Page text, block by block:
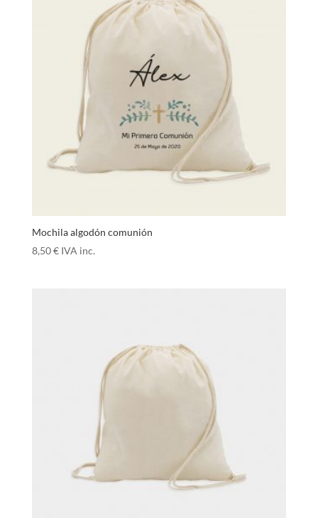
Mochila algodón comunión
8,50€ IVA inc.